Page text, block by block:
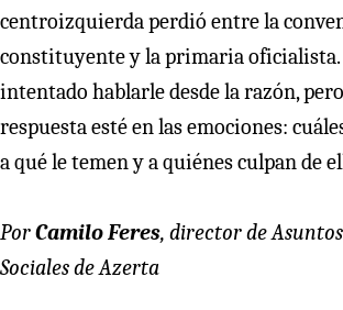
centroizquierda perdió entre la
constituyente y la primaria oficialista.
intentado hablarle desde la razón,
respuesta esté en las emociones:
a qué le temen y a quiénes culpan de
PorCamilo Feres, director de
Sociales de Azerta